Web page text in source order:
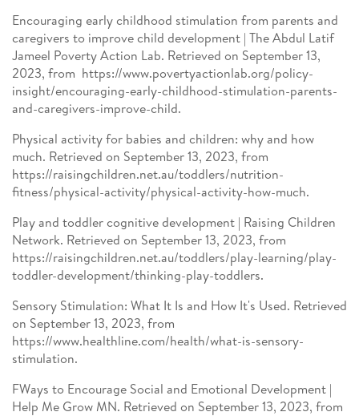
Encouraging early childhood stimulation from parents and
caregivers to improve child development | The Abdul Latif
Jameel Poverty Action Lab. Retrieved on September 13,
2023, from https://www.povertyactionlab.org/policy-
insight/encouraging-early-childhood-stimulation-parents-
and-caregivers-improve-child.
Physical activity for babies and children: why and how
much. Retrieved on September 13, 2023, from
https://raisingchildren.net.au/toddlers/nutrition-
fitness/physical-activity/physical-activity-how-much.
Play and toddler cognitive development | Raising Children
Network. Retrieved on September 13, 2023, from
https://raisingchildren.net.au/toddlers/play-learning/play-
toddler-development/thinking-play-toddlers.
Sensory Stimulation: What It Is and How It's Used. Retrieved
on September 13, 2023, from
https://www.healthline.com/health/what-is-sensory-
stimulation.
FWays to Encourage Social and Emotional Development |
Help Me Grow MN. Retrieved on September 13, 2023, from